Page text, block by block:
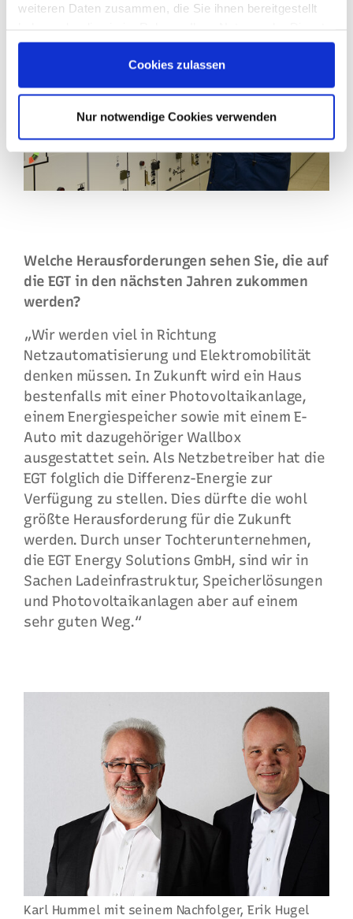
weiteren Daten zusammen, die Sie ihnen bereitgestellt
gesammelt haben. Sie geben Einwilligung zu unseren
Cookies, wenn Sie unsere Webseite weiterhin nutzen.
Cookies zulassen
Nur notwendige Cookies verwenden
Welche Herausforderungen sehen Sie, die auf
die EGT in den nächsten Jahren zukommen
werden?
„Wir werden viel in Richtung
Netzautomatisierung und Elektromobilität
denken müssen. In Zukunft wird ein Haus
bestenfalls mit einer Photovoltaikanlage,
einem Energiespeicher sowie mit einem E-
Auto mit dazugehöriger Wallbox
ausgestattet sein. Als Netzbetreiber hat die
EGT folglich die Differenz-Energie zur
Verfügung zu stellen. Dies dürfte die wohl
größte Herausforderung für die Zukunft
werden. Durch unser Tochterunternehmen,
die EGT Energy Solutions GmbH, sind wir in
Sachen Ladeinfrastruktur, Speicherlösungen
und Photovoltaikanlagen aber auf einem
sehr guten Weg.“
Karl Hummel mit seinem Nachfolger, Erik Hugel